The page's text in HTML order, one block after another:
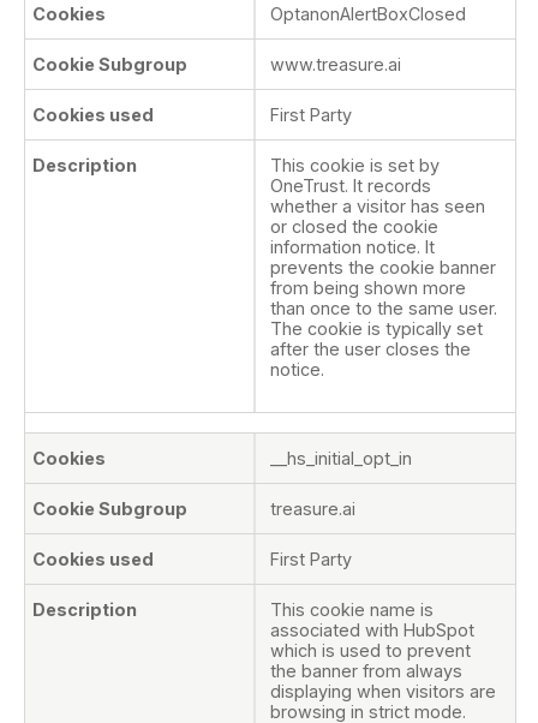
OptanonAlertBoxClosed
www.treasure.ai
First Party
This cookie is set by
OneTrust. It records
whether a visitor has seen
or closed the cookie
information notice. It
prevents the cookie banner
from being shown more
than once to the same user.
The cookie is typically set
after the user closes the
notice.
__hs_initial_opt_in
treasure.ai
First Party
This cookie name is
associated with HubSpot
which is used to prevent
the banner from always
displaying when visitors are
browsing in strict mode.